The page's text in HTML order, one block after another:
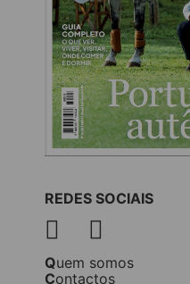
REDES SOCIAIS
Quem somos
Contactos